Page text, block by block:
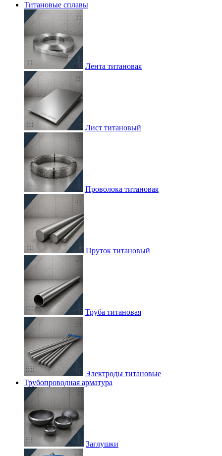
Титановые сплавы
Лента титановая
Лист титановый
Проволока титановая
Пруток титановый
Труба титановая
Электроды титановые
Трубопроводная арматура
Заглушки